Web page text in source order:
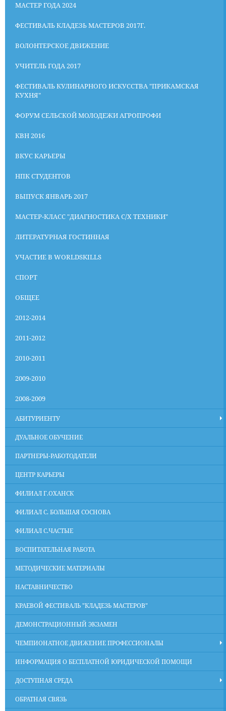
МАСТЕР ГОДА 2024
ФЕСТИВАЛЬ КЛАДЕЗЬ МАСТЕРОВ 2017Г.
ВОЛОНТЕРСКОЕ ДВИЖЕНИЕ
УЧИТЕЛЬ ГОДА 2017
ФЕСТИВАЛЬ КУЛИНАРНОГО ИСКУССТВА "ПРИКАМСКАЯ
КУХНЯ"
ФОРУМ СЕЛЬСКОЙ МОЛОДЕЖИ АГРОПРОФИ
КВН 2016
ВКУС КАРЬЕРЫ
НПК СТУДЕНТОВ
ВЫПУСК ЯНВАРЬ 2017
МАСТЕР-КЛАСС "ДИАГНОСТИКА С/Х ТЕХНИКИ"
ЛИТЕРАТУРНАЯ ГОСТИННАЯ
УЧАСТИЕ В WORLDSKILLS
СПОРТ
ОБЩЕЕ
2012-2014
2011-2012
2010-2011
2009-2010
2008-2009
АБИТУРИЕНТУ
ДУАЛЬНОЕ ОБУЧЕНИЕ
ПАРТНЕРЫ-РАБОТОДАТЕЛИ
ЦЕНТР КАРЬЕРЫ
ФИЛИАЛ Г.ОХАНСК
ФИЛИАЛ С. БОЛЬШАЯ СОСНОВА
ФИЛИАЛ С.ЧАСТЫЕ
ВОСПИТАТЕЛЬНАЯ РАБОТА
МЕТОДИЧЕСКИЕ МАТЕРИАЛЫ
НАСТАВНИЧЕСТВО
КРАЕВОЙ ФЕСТИВАЛЬ "КЛАДЕЗЬ МАСТЕРОВ"
ДЕМОНСТРАЦИОННЫЙ ЭКЗАМЕН
ЧЕМПИОНАТНОЕ ДВИЖЕНИЕ ПРОФЕССИОНАЛЫ
ИНФОРМАЦИЯ О БЕСПЛАТНОЙ ЮРИДИЧЕСКОЙ ПОМОЩИ
ДОСТУПНАЯ СРЕДА
ОБРАТНАЯ СВЯЗЬ